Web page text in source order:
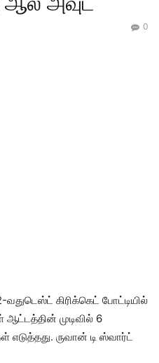
0
வதுடெஸ்ட் கிரிக்கெட் போட்டியில்
முடிவில் 6
எடுத்தது. ருவான் டி ஸ்வார்ட்